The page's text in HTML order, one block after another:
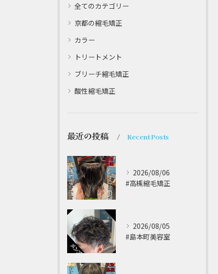
全てのカテゴリー
京都の縮毛矯正
カラー
トリートメント
ブリーチ縮毛矯正
酸性縮毛矯正
最近の投稿 Recent Posts
2026/08/06
#高槻縮毛矯正 ⁡
2026/08/05
#島本町美容室 ⁡